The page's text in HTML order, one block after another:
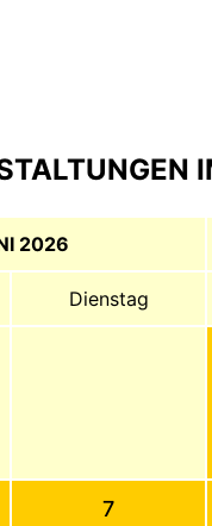
2026
Dienstag
7